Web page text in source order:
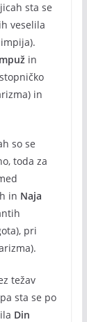
sta se
veselila
in
in
so se
toda za
in Naja
pri
težav
sta se po
Din